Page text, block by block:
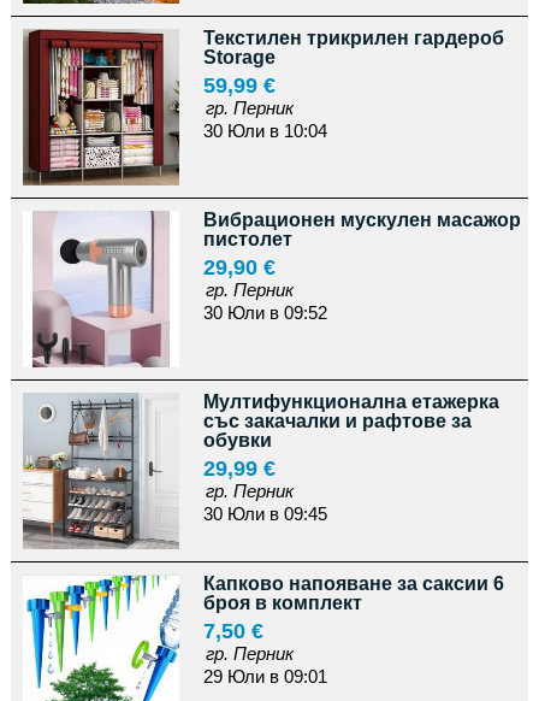
Текстилен трикрилен гардероб
Storage
59,99 €
гр. Перник
30 Юли в 10:04
Вибрационен мускулен масажор
пистолет
29,90 €
гр. Перник
30 Юли в 09:52
Мултифункционална етажерка
със закачалки и рафтове за
обувки
29,99 €
гр. Перник
30 Юли в 09:45
Капково напояване за саксии 6
броя в комплект
7,50 €
гр. Перник
29 Юли в 09:01